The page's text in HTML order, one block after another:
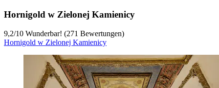
Hornigold w Zielonej Kamienicy
9,2/10 Wunderbar! (271 Bewertungen)
Hornigold w Zielonej Kamienicy